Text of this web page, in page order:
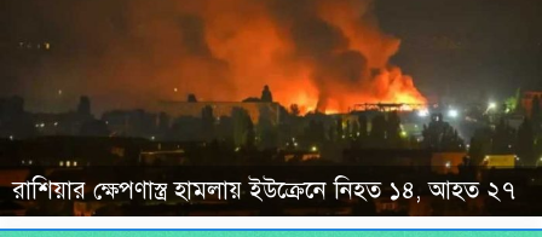
রাশিয়ার ক্ষেপণাস্ত্র হামলায় ইউক্রেনে নিহত ১৪, আহত ২৭